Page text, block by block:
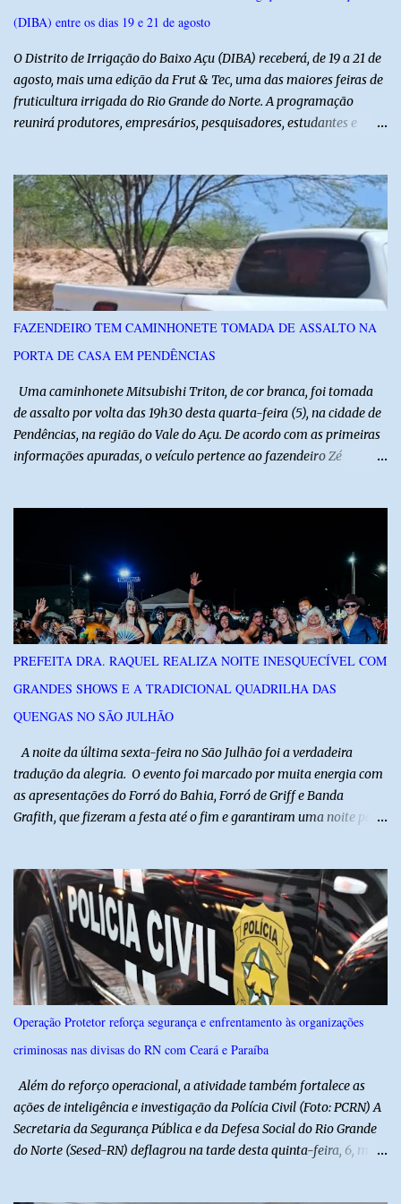
(DIBA) entre os dias 19 e 21 de agosto
O Distrito de Irrigação do Baixo Açu (DIBA) receberá, de 19 a 21 de
agosto, mais uma edição da Frut & Tec, uma das maiores feiras de
fruticultura irrigada do Rio Grande do Norte. A programação
reunirá produtores, empresários, pesquisadores, estudantes e
instituições e tecnologias voltadas ao setor. Além das atividades
técnicas, a feira contará com programação cultural. No dia 20 de
agosto, o público poderá prestigiar o show de humor com Mução,
seguido de apresentação musical de Vê Barreto. A Frut & Tec
reforça a importância do Distrito de Irrigação do Baixo Açu como
referência na fruticultura irrigada, promovendo conhecimento,
inovação e oportunidades para o desenvolvimento do agronegócio
potiguar. @associacaodiba
FAZENDEIRO TEM CAMINHONETE TOMADA DE ASSALTO NA
PORTA DE CASA EM PENDÊNCIAS
Uma caminhonete Mitsubishi Triton, de cor branca, foi tomada
de assalto por volta das 19h30 desta quarta-feira (5), na cidade de
Pendências, na região do Vale do Açu. De acordo com as primeiras
informações apuradas, o veículo pertence ao fazendeiro Zé
testemunhas, os suspeitos utilizavam roupas semelhantes a
uniformes de empresa, o que pode ter ajudado a não despertar
suspeitas antes da abordagem. Após a ação criminosa, a dupla
fugiu levando a caminhonete em direção ainda desconhecida. A
Polícia Militar foi acionada logo após o crime e realiza diligências
na região na tentativa de localizar o veículo e identificar os
autores do assalto. Qualquer informação que possa ajudar na
localização da caminhonete ou na identificação dos suspeitos pode
PREFEITA DRA. RAQUEL REALIZA NOITE INESQUECÍVEL COM
GRANDES SHOWS E A TRADICIONAL QUADRILHA DAS
QUENGAS NO SÃO JULHÃO
​ A noite da última sexta-feira no São Julhão foi a verdadeira
tradução da alegria. O evento foi marcado por muita energia com
as apresentações do Forró do Bahia, Forró de Griff e Banda
Grafith, que fizeram a festa até o fim e garantiram uma noite para
tradicional Quadrilha das Quengas tomou conta das ruas do Alto
com muita criatividade, alegria e irreverência, levando o público a
acompanhar cada passo desse grande cortejo que já faz parte da
identidade da festa. Entre risos, tradição e muita animação, a
Quadrilha das Quengas mostrou mais uma vez que cultura
popular também é feita de diversão e de um povo que sabe
celebrar suas raízes. ​O sucesso desta edição reforça o compromisso
da administração da Prefeita Dra. Raquel com o resgate e a
valorização das tradições, unindo grandes atrações musicais e
Operação Protetor reforça segurança e enfrentamento às organizações
criminosas nas divisas do RN com Ceará e Paraíba
Além do reforço operacional, a atividade também fortalece as
ações de inteligência e investigação da Polícia Civil (Foto: PCRN) A
Secretaria da Segurança Pública e da Defesa Social do Rio Grande
do Norte (Sesed-RN) deflagrou na tarde desta quinta-feira, 6, mais